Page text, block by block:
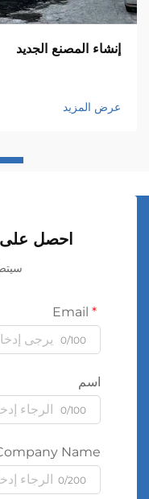
إنشاء المصنع الجديد
عرض المزيد
احصل
0/100
اسم
0/100
Name
0/200